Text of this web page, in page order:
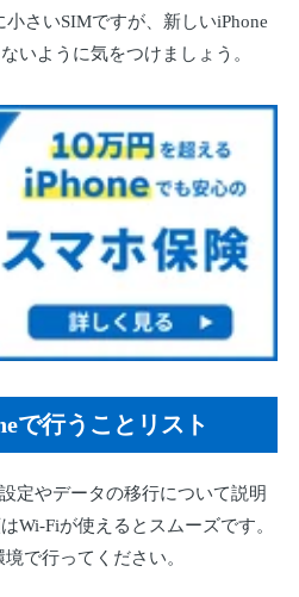
小さいSIMですが、新しいiPhone
いように気をつけましょう。
で行うことリスト
定やデータの移行について説明
Wi-Fiが使えるとスムーズです。
で行ってください。